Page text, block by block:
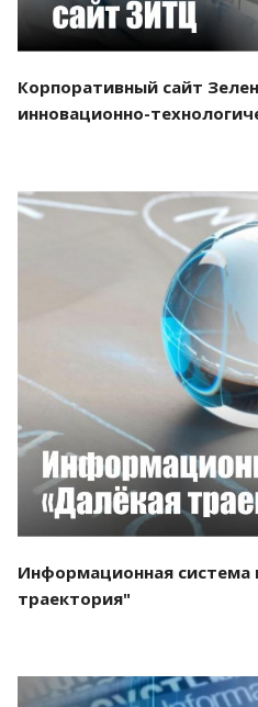
Корпоративный сайт
инновационно-
Смотреть
Информационная система
траектория"